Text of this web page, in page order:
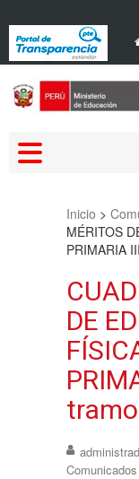
Inicio >
MÉRITOS
PRIMARIA
DE
tramo
Comunicados